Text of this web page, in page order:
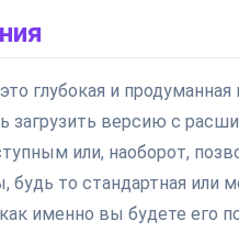
глубокая и
загрузить версию с
или, наоборот,
будь то стандартная или
именно вы будете его